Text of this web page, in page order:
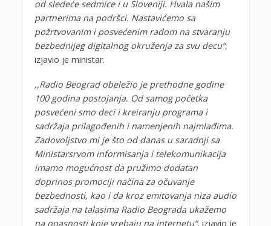
od sledeće sedmice i u Sloveniji. Hvala našim
partnerima na podršci. Nastavićemo sa
požrtvovanim i posvećenim radom na stvaranju
bezbednijeg digitalnog okruženja za svu decu“,
izjavio je ministar.
,,Radio Beograd obeležio je prethodne godine
100 godina postojanja. Od samog početka
posvećeni smo deci i kreiranju programa i
sadržaja prilagođenih i namenjenih najmlađima.
Zadovoljstvo mi je što od danas u saradnji sa
Ministarsrvom informisanja i telekomunikacija
imamo mogućnost da pružimo dodatan
doprinos promociji načina za očuvanje
bezbednosti, kao i da kroz emitovanja niza audio
sadržaja na talasima Radio Beograda ukažemo
na opasnosti koje vrebaju na internetu“, izjavio je